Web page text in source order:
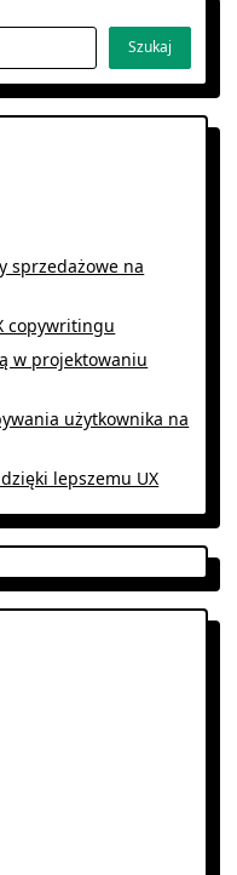
Szukaj
sprzedażowe na
copywritingu
w projektowaniu
użytkownika na
lepszemu UX